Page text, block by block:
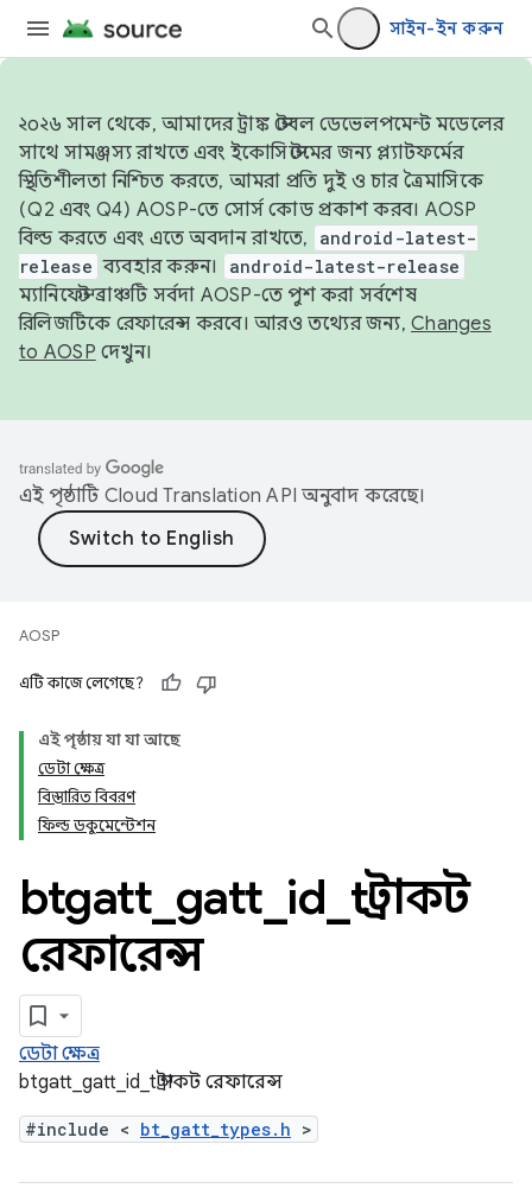
সাইন-ইন করুন
২০২৬ সাল থেকে, আমাদের ট্রাঙ্ক স্টেবল ডেভেলপমেন্ট মডেলের
সাথে সামঞ্জস্য রাখতে এবং ইকোসিস্টেমের জন্য প্ল্যাটফর্মের
স্থিতিশীলতা নিশ্চিত করতে, আমরা প্রতি দুই ও চার ত্রৈমাসিকে
(Q2 এবং Q4) AOSP-তে সোর্স কোড প্রকাশ করব। AOSP
বিল্ড করতে এবং এতে অবদান রাখতে,
android-latest-
release ব্যবহার করুন। android-latest-release
ম্যানিফেস্ট ব্রাঞ্চটি সর্বদা AOSP-তে পুশ করা সর্বশেষ
রিলিজটিকে রেফারেন্স করবে। আরও তথ্যের জন্য, Changes
to AOSP দেখুন।
এই পৃষ্ঠাটি Cloud Translation API অনুবাদ করেছে।
AOSP
এটি কাজে লেগেছে?
এই পৃষ্ঠায় যা যা আছে
ডেটা ক্ষেত্র
বিস্তারিত বিবরণ
ফিল্ড ডকুমেন্টেশন
btgatt gatt id t স্ট্রাকট
রেফারেন্স
ডেটা ক্ষেত্র
btgatt_gatt_id_t স্ট্রাকট রেফারেন্স
#include < bt_gatt_types.h >